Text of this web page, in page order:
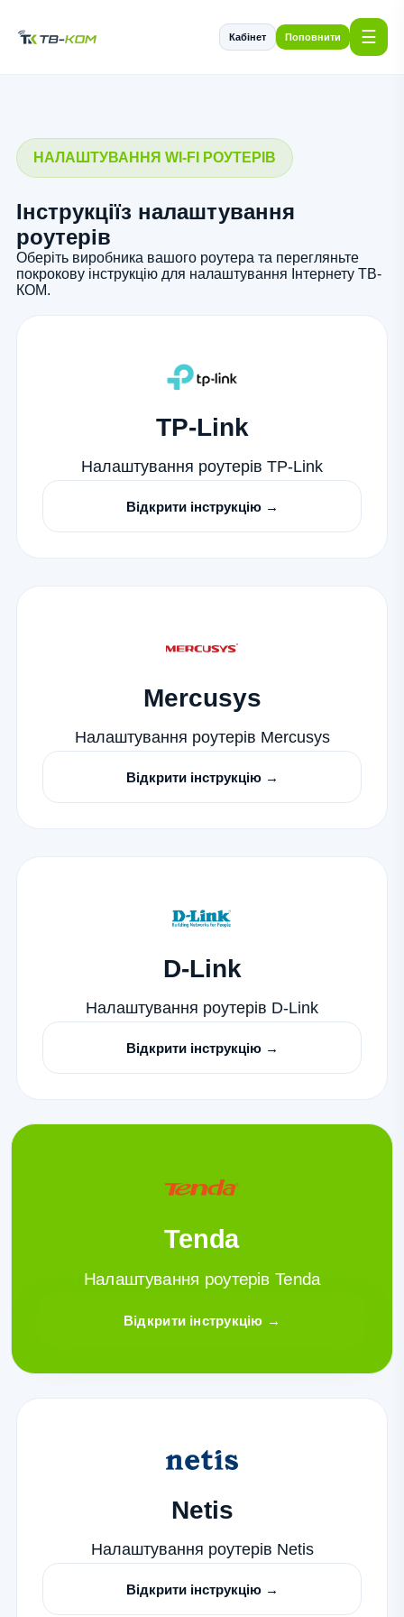
Кабінет Поповнити ☰
НАЛАШТУВАННЯ WI-FI РОУТЕРІВ
Інструкціїз налаштування
роутерів
Оберіть виробника вашого роутера та перегляньте
покрокову інструкцію для налаштування Інтернету ТВ-
КОМ.
TP-Link
Налаштування роутерів TP-Link
Відкрити інструкцію →
Mercusys
Налаштування роутерів Mercusys
Відкрити інструкцію →
D-Link
Налаштування роутерів D-Link
Відкрити інструкцію →
Tenda
Налаштування роутерів Tenda
Відкрити інструкцію →
Netis
Налаштування роутерів Netis
Відкрити інструкцію →